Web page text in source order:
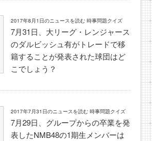
2017年8月1日のニュースを読む 時事問題クイズ
7月31日、大リーグ・レンジャース
のダルビッシュ有がトレードで移
籍することが発表された球団はど
こでしょう？
2017年7月31日のニュースを読む 時事問題クイズ
7月29日、グループからの卒業を発
表したNMB48の1期生メンバーは